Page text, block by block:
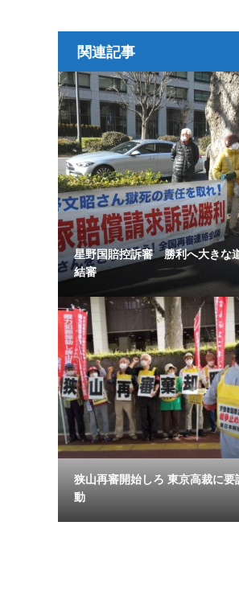
関連記事
星野国賠控訴審 勝利へ大きな
結審
狭山再審開始しろ 東京高裁に要
動